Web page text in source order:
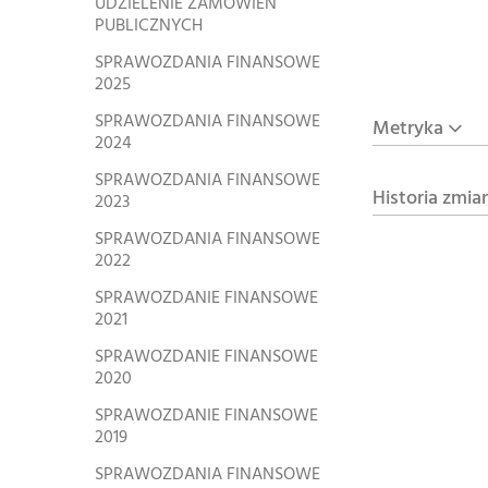
PUBLICZNYCH
SPRAWOZDANIA FINANSOWE
2025
SPRAWOZDANIA FINANSOWE
2024
SPRAWOZDANIA FINANSOWE
2023
SPRAWOZDANIA FINANSOWE
2022
SPRAWOZDANIE FINANSOWE
2021
SPRAWOZDANIE FINANSOWE
2020
SPRAWOZDANIE FINANSOWE
2019
SPRAWOZDANIA FINANSOWE
Metryka
Historia